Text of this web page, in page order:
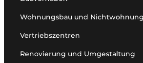
Wohnungsbau und
Vertriebszentren
Renovierung und Umgestaltung